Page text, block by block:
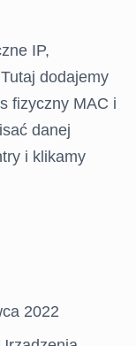
IP,
dodajemy
fizyczny MAC i
danej
i klikamy
2022